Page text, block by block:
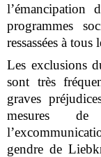
l’émancipation
programmes
ressassées à
Les exclusions
sont très
graves
mesures de
gendre de